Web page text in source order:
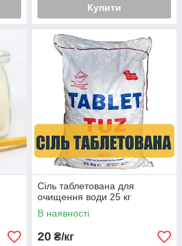
Купити
Сіль таблетована для
очищення води 25 кг
В наявності
20 ₴/кг